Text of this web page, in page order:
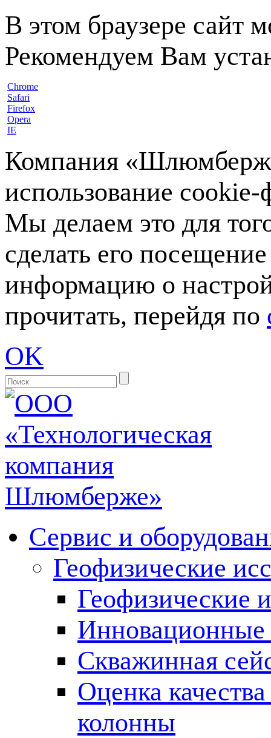
В этом браузере сайт
Рекомендуем Вам
Chrome
Safari
Firefox
Opera
IE
Компания
использование
Мы делаем это для
сделать его
информацию о
прочитать, перейдя по
OK
Сервис и
Геофизические
Геофизические
Инновационные
Скважинная
Оценка
колонны